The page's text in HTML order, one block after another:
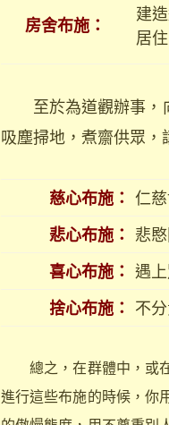
房舍布施：
建
居住
至於為道觀辦事，向
吸塵掃地，煮齋供眾，
慈心布施： 仁
悲心布施： 悲
喜心布施： 遇
捨心布施： 不
總之，在群體中，或在
進行這些布施的時候，你